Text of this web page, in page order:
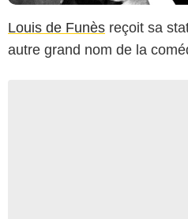
Louis de Funès reçoit sa
autre grand nom de la